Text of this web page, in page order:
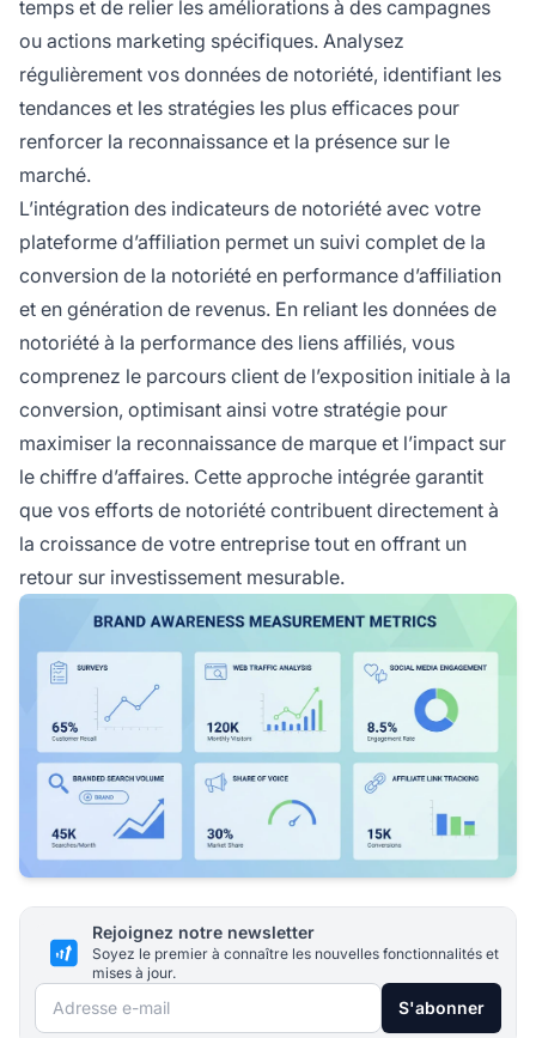
temps et de relier les améliorations à des campagnes
ou actions marketing spécifiques. Analysez
régulièrement vos données de notoriété, identifiant les
tendances et les stratégies les plus efficaces pour
renforcer la reconnaissance et la présence sur le
marché.
L’intégration des indicateurs de notoriété avec votre
plateforme d’affiliation permet un suivi complet de la
conversion de la notoriété en performance d’affiliation
et en génération de revenus. En reliant les données de
notoriété à la performance des liens affiliés, vous
comprenez le parcours client de l’exposition initiale à la
conversion, optimisant ainsi votre stratégie pour
maximiser la reconnaissance de marque et l’impact sur
le chiffre d’affaires. Cette approche intégrée garantit
que vos efforts de notoriété contribuent directement à
la croissance de votre entreprise tout en offrant un
retour sur investissement mesurable.
Rejoignez notre newsletter
Soyez le premier à connaître les nouvelles fonctionnalités et
mises à jour.
Adresse e-mail S'abonner